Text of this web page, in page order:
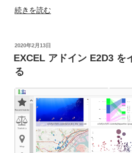
“SQL
AdventureWorks
デ
ー
タ
ベ
ー
ス
を
バ
ッ
続きを読む
投
稿
日:
2020年2月13日
EXCEL アドイン E2D3 を
る